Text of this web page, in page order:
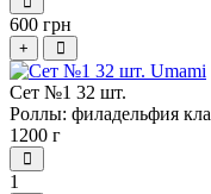
600 грн
+
Сет №1 32 шт.
Роллы: филадельфия
1200 г
1